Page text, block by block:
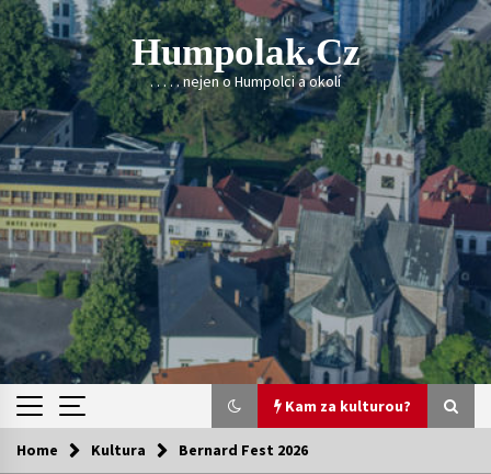
Skip
to
content
Humpolak.cz
. . . . . nejen o Humpolci a okolí
Kam za kulturou?
Kam za kulturou?
Home Kultura Bernard Fest 2026